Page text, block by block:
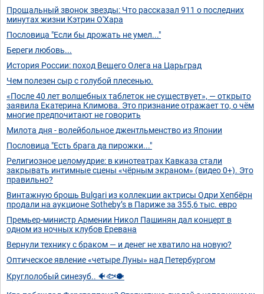
Прощальный звонок звезды: Что рассказал 911 о последних
минутах жизни Кэтрин О'Хара
Пословица "Если бы дрожать не умел..."
Береги любовь...
История России: поход Вещего Олега на Царьград
Чем полезен сыр с голубой плесенью.
«После 40 лет волшебных таблеток не существует», — открыто
заявила Екатерина Климова. Это признание отражает то, о чём
многие предпочитают не говорить
Милота дня - волейбольное джентльменство из Японии
Пословица "Есть брага да пирожки..."
Религиозное целомудрие: в кинотеатрах Кавказа стали
закрывать интимные сцены «чёрным экраном» (видео 0+). Это
правильно?
Винтажную брошь Bulgari из коллекции актрисы Одри Хепбёрн
продали на аукционе Sotheby’s в Париже за 355,6 тыс. евро
Премьер-министр Армении Никол Пашинян дал концерт в
одном из ночных клубов Еревана
Вернули технику с браком — и денег не хватило на новую?
Оптическое явление «четыре Луны» над Петербургом
Круглолобый синезуб.. 🐠🐟🐡